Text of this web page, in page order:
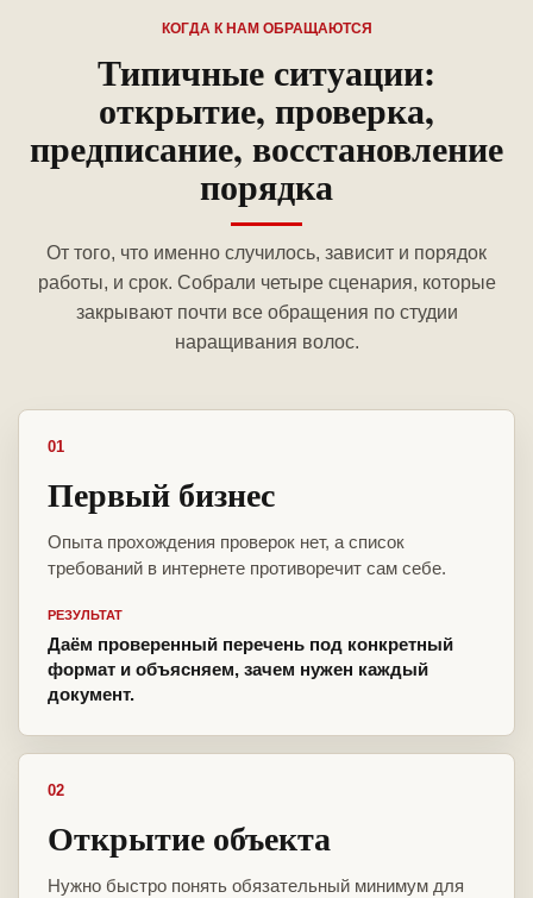
КОГДА К НАМ ОБРАЩАЮТСЯ
Типичные ситуации:
открытие, проверка,
предписание, восстановление
порядка
От того, что именно случилось, зависит и порядок
работы, и срок. Собрали четыре сценария, которые
закрывают почти все обращения по студии
наращивания волос.
01
Первый бизнес
Опыта прохождения проверок нет, а список
требований в интернете противоречит сам себе.
РЕЗУЛЬТАТ
Даём проверенный перечень под конкретный
формат и объясняем, зачем нужен каждый
документ.
02
Открытие объекта
Нужно быстро понять обязательный минимум для